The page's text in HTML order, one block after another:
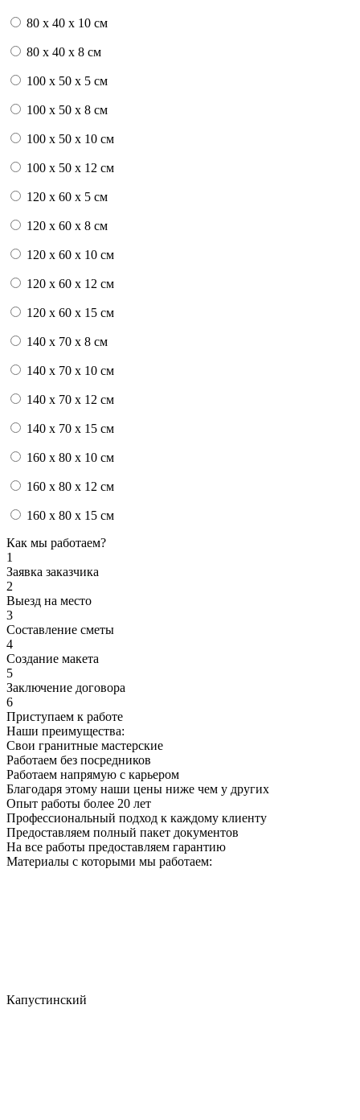
80 x 40 x 10 см
80 x 40 x 8 см
100 x 50 x 5 см
100 х 50 х 8 см
100 x 50 x 10 см
100 x 50 x 12 см
120 x 60 x 5 см
120 x 60 x 8 см
120 x 60 x 10 см
120 x 60 x 12 см
120 x 60 x 15 см
140 x 70 x 8 см
140 x 70 x 10 см
140 x 70 x 12 см
140 x 70 x 15 см
160 x 80 x 10 см
160 x 80 x 12 см
160 x 80 x 15 см
Как мы работаем?
1
Заявка заказчика
2
Выезд на место
3
Составление сметы
4
Создание макета
5
Заключение договора
6
Приступаем к работе
Наши преимущества:
Свои гранитные мастерские
Работаем без посредников
Работаем напрямую с карьером
Благодаря этому наши цены ниже чем у других
Опыт работы более 20 лет
Профессиональный подход к каждому клиенту
Предоставляем полный пакет документов
На все работы предоставляем гарантию
Материалы с которыми мы работаем:
Капустинский